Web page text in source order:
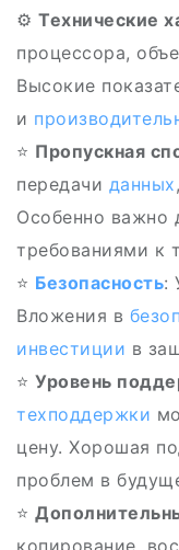
⚙️ Технические
процессора,
Высокие
и
⭐ Пропускная
передачи данных
Особенно важно
требованиями к
⭐ Безопасность:
Вложения в
инвестиции в
⭐ Уровень
техподдержки
цену. Хорошая
проблем в
⭐
копирование,